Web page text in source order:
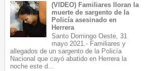
(VIDEO) Familiares lloran la
muerte de sargento de la
Policía asesinado en
Herrera
Santo Domingo Oeste, 31
mayo 2021.- Familiares y
allegados de un sargento de la Policía
Nacional que cayó abatido en Herrera la
noche este d...